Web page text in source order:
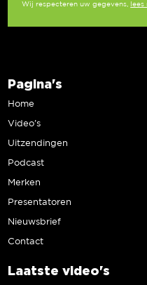
Wij respecteren uw gegevens,
Pagina's
Home
Video’s
Uitzendingen
Podcast
Merken
Presentatoren
Nieuwsbrief
Contact
Laatste video's